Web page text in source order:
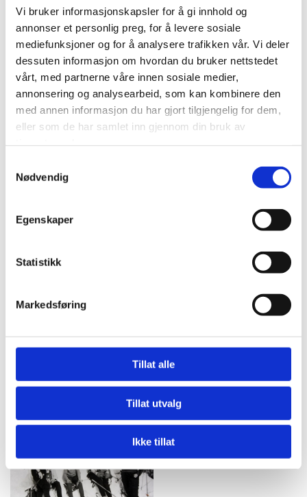
Vi bruker informasjonskapsler for å gi innhold og
annonser et personlig preg, for å levere sosiale
mediefunksjoner og for å analysere trafikken vår. Vi deler
dessuten informasjon om hvordan du bruker nettstedet
vårt, med partnerne våre innen sosiale medier,
annonsering og analysearbeid, som kan kombinere den
med annen informasjon du har gjort tilgjengelig for dem,
eller som de har samlet inn gjennom din bruk av
Nødvendig
Egenskaper
Statistikk
Markedsføring
Tillat alle
Tillat utvalg
Ikke tillat
Fra høyre: Greta Bergset, Magny Hovedal, lærer Bergljot